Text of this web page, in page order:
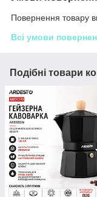
Повернення товару
Всі умови
Подібні товари